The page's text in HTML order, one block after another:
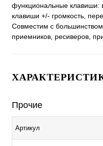
функциональные клавиши:
клавиши +/- громкость,
Совместим с
приемников, ресиверов,
Прочие
Артикул